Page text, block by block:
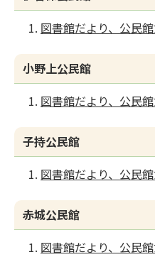
図書館だより、公民
小野上公民館
図書館だより、公民
子持公民館
図書館だより、公民
赤城公民館
図書館だより、公民